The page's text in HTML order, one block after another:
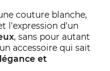
couture blanche,
l'expression d'un
, sans pour autant
accessoire qui sait
et